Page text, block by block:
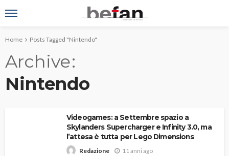
Home Posts Tagged "Nintendo"
Archive
Nintendo
Videogames: a Settembre spazio a
Skylanders Supercharger e Infinity 3.0, ma
l’attesa è tutta per Lego Dimensions
Redazione 11 anni ago